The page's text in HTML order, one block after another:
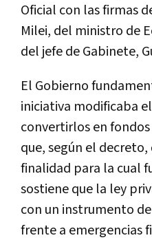
Oficial con las firmas
Milei, del ministro de
del jefe de Gabinete,
El Gobierno
iniciativa modificaba
convertirlos en
que, según el
finalidad para la cual
sostiene que la ley
con un instrumento
frente a emergencias